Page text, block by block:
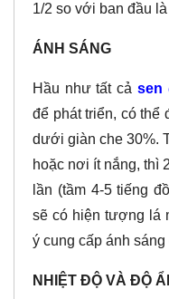
1/2 so với ban đầu là
ÁNH SÁNG
Hầu như tất cả sen
để phát triển, có thể
dưới giàn che 30%.
hoặc nơi ít nắng, thì
lần (tầm 4-5 tiếng
sẽ có hiện tượng lá
ý cung cấp ánh sáng
NHIỆT ĐỘ VÀ ĐỘ